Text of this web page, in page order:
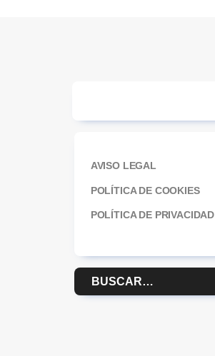
AVISO LEGAL
POLÍTICA DE COOKIES
POLÍTICA DE PRIVACIDAD
Buscar
por: